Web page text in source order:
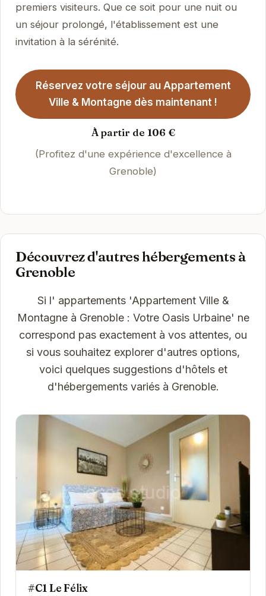
premiers visiteurs. Que ce soit pour une nuit ou
un séjour prolongé, l'établissement est une
invitation à la sérénité.
Réservez votre séjour au Appartement
Ville & Montagne dès maintenant !
À partir de 106 €
(Profitez d'une expérience d'excellence à
Grenoble)
Découvrez d'autres hébergements à
Grenoble
Si l' appartements 'Appartement Ville &
Montagne à Grenoble : Votre Oasis Urbaine' ne
correspond pas exactement à vos attentes, ou
si vous souhaitez explorer d'autres options,
voici quelques suggestions d'hôtels et
d'hébergements variés à Grenoble.
#C1 Le Félix